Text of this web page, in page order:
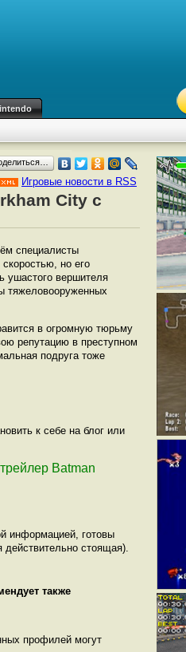
Игровые новости в RSS
City с
специалисты
но его
ушастого вершителя
тяжеловооруженных
в огромную тюрьму
репутацию в преступном
подруга тоже
к себе на блог или
Batman
информацией, готовы
стоящая).
также
профилей могут